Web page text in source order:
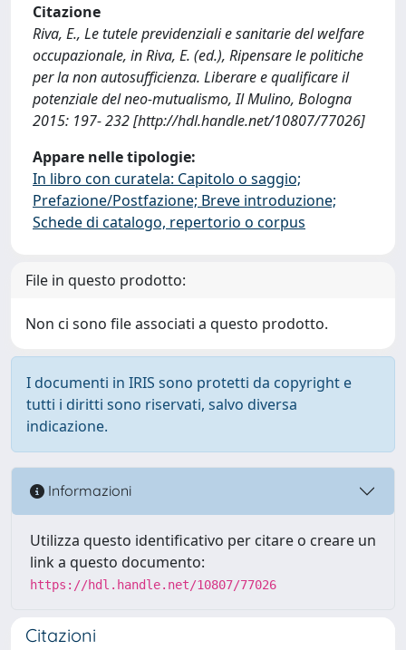
Citazione
Riva, E., Le tutele previdenziali e sanitarie del welfare
occupazionale, in Riva, E. (ed.), Ripensare le politiche
per la non autosufficienza. Liberare e qualificare il
potenziale del neo-mutualismo, Il Mulino, Bologna
2015: 197- 232 [http://hdl.handle.net/10807/77026]
Appare nelle tipologie:
In libro con curatela: Capitolo o saggio;
Prefazione/Postfazione; Breve introduzione;
Schede di catalogo, repertorio o corpus
File in questo prodotto:
Non ci sono file associati a questo prodotto.
I documenti in IRIS sono protetti da copyright e
tutti i diritti sono riservati, salvo diversa
indicazione.
Informazioni
Utilizza questo identificativo per citare o creare un
link a questo documento:
https://hdl.handle.net/10807/77026
Citazioni